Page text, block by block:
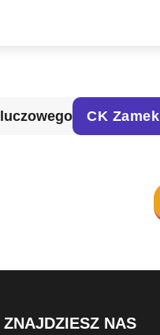
CK Zamek
ZNAJDZIESZ NAS